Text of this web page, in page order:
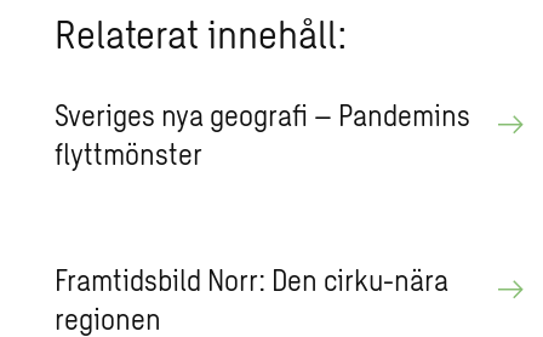
Re­la­te­rat in­ne­håll:
Sve­ri­ges nya geo­gra­fi – Pan­de­mins
flytt­möns­ter
Fram­tids­bild Norr: Den cirku-nära
re­gi­o­nen